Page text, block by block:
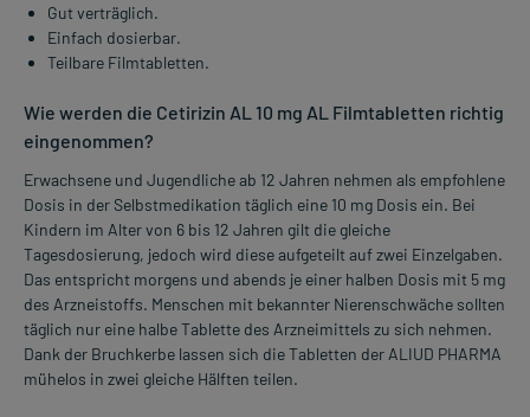
Gut verträglich.
Einfach dosierbar.
Teilbare Filmtabletten.
Wie werden die Cetirizin AL 10 mg AL Filmtabletten richtig
eingenommen?
Erwachsene und Jugendliche ab 12 Jahren nehmen als empfohlene
Dosis in der Selbstmedikation täglich eine 10 mg Dosis ein. Bei
Kindern im Alter von 6 bis 12 Jahren gilt die gleiche
Tagesdosierung, jedoch wird diese aufgeteilt auf zwei Einzelgaben.
Das entspricht morgens und abends je einer halben Dosis mit 5 mg
des Arzneistoffs. Menschen mit bekannter Nierenschwäche sollten
täglich nur eine halbe Tablette des Arzneimittels zu sich nehmen.
Dank der Bruchkerbe lassen sich die Tabletten der ALIUD PHARMA
mühelos in zwei gleiche Hälften teilen.